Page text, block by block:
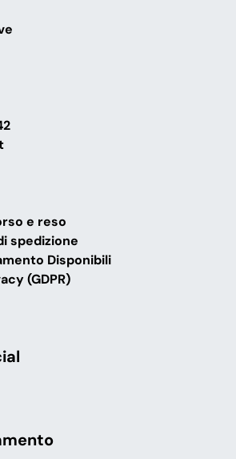
questa categoria
Arredo essenziale,
e reso
spedizione
Disponibili
(GDPR)